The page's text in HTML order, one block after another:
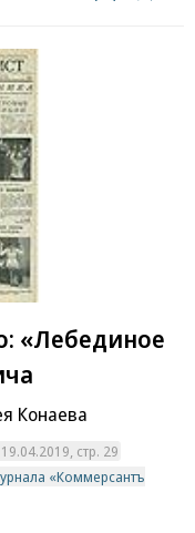
«Лебединое
Конаева
стр. 29
«Коммерсантъ